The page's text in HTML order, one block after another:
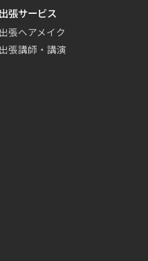
出張サービス
出張ヘアメイク
出張講師・講演